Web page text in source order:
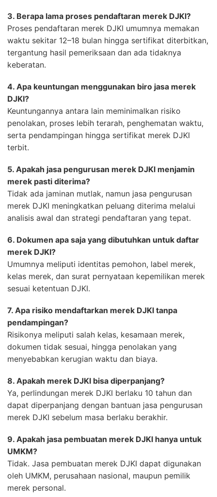
3. Berapa lama proses pendaftaran merek DJKI?
Proses pendaftaran merek DJKI umumnya memakan
waktu sekitar 12–18 bulan hingga sertifikat diterbitkan,
tergantung hasil pemeriksaan dan ada tidaknya
keberatan.
4. Apa keuntungan menggunakan biro jasa merek
DJKI?
Keuntungannya antara lain meminimalkan risiko
penolakan, proses lebih terarah, penghematan waktu,
serta pendampingan hingga sertifikat merek DJKI
terbit.
5. Apakah jasa pengurusan merek DJKI menjamin
merek pasti diterima?
Tidak ada jaminan mutlak, namun jasa pengurusan
merek DJKI meningkatkan peluang diterima melalui
analisis awal dan strategi pendaftaran yang tepat.
6. Dokumen apa saja yang dibutuhkan untuk daftar
merek DJKI?
Umumnya meliputi identitas pemohon, label merek,
kelas merek, dan surat pernyataan kepemilikan merek
sesuai ketentuan DJKI.
7. Apa risiko mendaftarkan merek DJKI tanpa
pendampingan?
Risikonya meliputi salah kelas, kesamaan merek,
dokumen tidak sesuai, hingga penolakan yang
menyebabkan kerugian waktu dan biaya.
8. Apakah merek DJKI bisa diperpanjang?
Ya, perlindungan merek DJKI berlaku 10 tahun dan
dapat diperpanjang dengan bantuan jasa pengurusan
merek DJKI sebelum masa berlaku berakhir.
9. Apakah jasa pembuatan merek DJKI hanya untuk
UMKM?
Tidak. Jasa pembuatan merek DJKI dapat digunakan
oleh UMKM, perusahaan nasional, maupun pemilik
merek personal.